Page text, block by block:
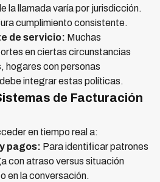
la llamada varía por jurisdicción.
cumplimiento consistente.
de servicio: Muchas
en ciertas circunstancias
hogares con personas
integrar estas políticas.
de Facturación
en tiempo real a:
pagos: Para identificar patrones
con atraso versus situación
en la conversación.